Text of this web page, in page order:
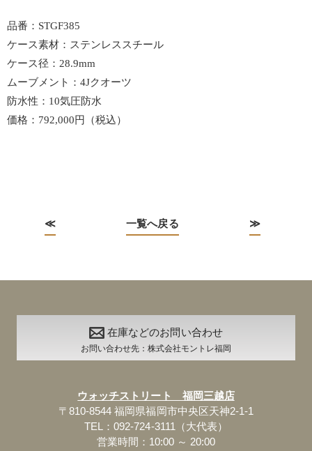
品番：STGF385
ケース素材：ステンレススチール
ケース径：28.9mm
ムーブメント：4Jクオーツ
防水性：10気圧防水
価格：792,000円（税込）
≪ 一覧へ戻る ≫
在庫などのお問い合わせ
お問い合わせ先：株式会社モントレ福岡
ウォッチストリート 福岡三越店
〒810-8544 福岡県福岡市中央区天神2-1-1
TEL：092-724-3111（大代表）
営業時間：10:00 ～ 20:00